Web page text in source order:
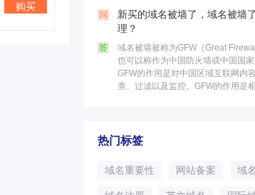
购买
问
新买的域名被墙了，域名被墙
理？
答
域名被墙被称为GFW（Great
也可以称作为中国防火墙或中国国家
GFW的作用是对中国区域互联网内
查、过滤以及监控。GFW的作用是
热门标签
域名重要性 网站备案 域